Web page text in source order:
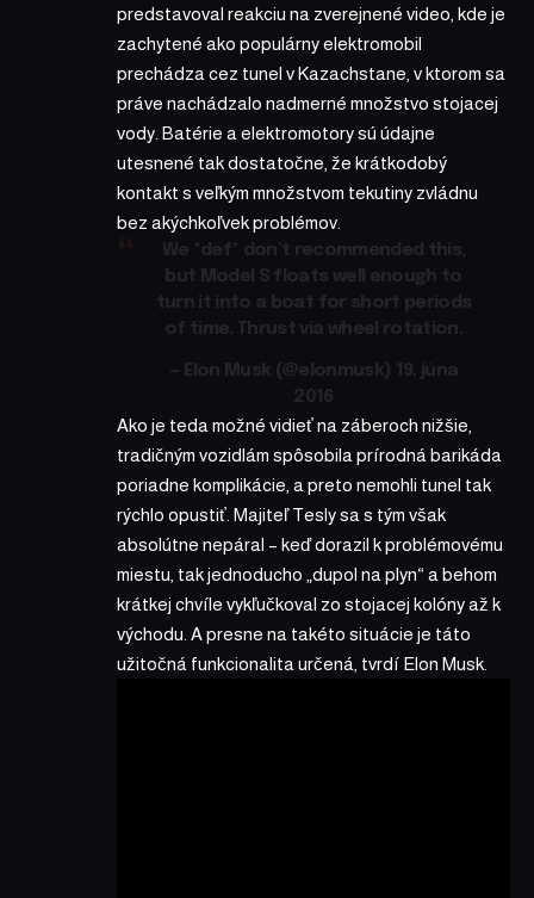
predstavoval reakciu na zverejnené video, kde je
zachytené ako populárny elektromobil
prechádza cez tunel v Kazachstane, v ktorom sa
práve nachádzalo nadmerné množstvo stojacej
vody. Batérie a elektromotory sú údajne
utesnené tak dostatočne, že krátkodobý
kontakt s veľkým množstvom tekutiny zvládnu
bez akýchkoľvek problémov.
We *def* don’t recommended this,
but Model S floats well enough to
turn it into a boat for short periods
of time. Thrust via wheel rotation.
— Elon Musk (@elonmusk) 19. júna
2016
Ako je teda možné vidieť na záberoch nižšie,
tradičným vozidlám spôsobila prírodná barikáda
poriadne komplikácie, a preto nemohli tunel tak
rýchlo opustiť. Majiteľ Tesly sa s tým však
absolútne nepáral – keď dorazil k problémovému
miestu, tak jednoducho „dupol na plyn“ a behom
krátkej chvíle vykľučkoval zo stojacej kolóny až k
východu. A presne na takéto situácie je táto
užitočná funkcionalita určená, tvrdí Elon Musk.